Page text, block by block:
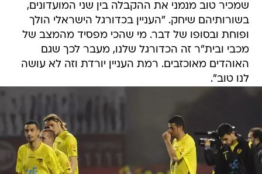
שמכיר טוב מנמני את ההקבלה בין שני המועדונים,
בשורותיהם שיחק. "העניין בכדורגל הישראלי הולך
ופוחת ובסופו של דבר. מי שהכי מפסיד מהמצב של
מכבי ובית"ר זה הכדורגל שלנו, מעבר לכך שגם
האוהדים מאוכזבים. רמת העניין יורדת וזה לא עושה
לנו טוב".